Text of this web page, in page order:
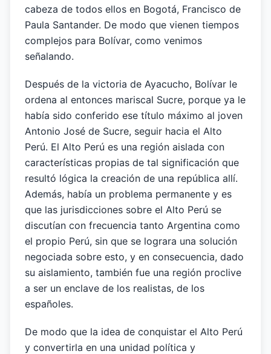
cabeza de todos ellos en Bogotá, Francisco de
Paula Santander. De modo que vienen tiempos
complejos para Bolívar, como venimos
señalando.
Después de la victoria de Ayacucho, Bolívar le
ordena al entonces mariscal Sucre, porque ya le
había sido conferido ese título máximo al joven
Antonio José de Sucre, seguir hacia el Alto
Perú. El Alto Perú es una región aislada con
características propias de tal significación que
resultó lógica la creación de una república allí.
Además, había un problema permanente y es
que las jurisdicciones sobre el Alto Perú se
discutían con frecuencia tanto Argentina como
el propio Perú, sin que se lograra una solución
negociada sobre esto, y en consecuencia, dado
su aislamiento, también fue una región proclive
a ser un enclave de los realistas, de los
españoles.
De modo que la idea de conquistar el Alto Perú
y convertirla en una unidad política y